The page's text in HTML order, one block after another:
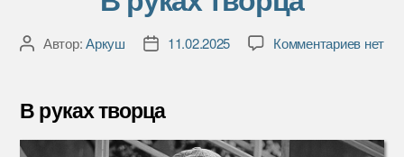
АвторАвтор:Аркуш
Дата11.02.2025 Комментариевкнет
В руках творца